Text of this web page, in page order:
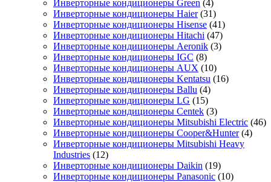
Инверторные кондиционеры Green (4)
Инверторные кондиционеры Haier (31)
Инверторные кондиционеры Hisense (41)
Инверторные кондиционеры Hitachi (47)
Инверторные кондиционеры Aeronik (3)
Инверторные кондиционеры IGC (8)
Инверторные кондиционеры AUX (10)
Инверторные кондиционеры Kentatsu (16)
Инверторные кондиционеры Ballu (4)
Инверторные кондиционеры LG (15)
Инверторные кондиционеры Centek (3)
Инверторные кондиционеры Mitsubishi Electric (46)
Инверторные кондиционеры Cooper&Hunter (4)
Инверторные кондиционеры Mitsubishi Heavy
Industries (12)
Инверторные кондиционеры Daikin (19)
Инверторные кондиционеры Panasonic (10)